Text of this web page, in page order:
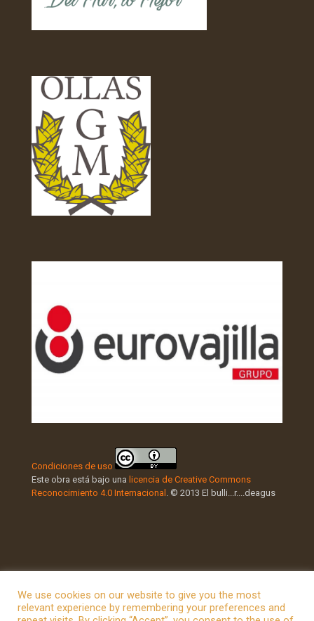
Condiciones de uso
Este obra está bajo una licencia de Creative Commons
Reconocimiento 4.0 Internacional
. © 2013 El bulli...r....deagus
We use cookies on our website to give you the most
relevant experience by remembering your preferences and